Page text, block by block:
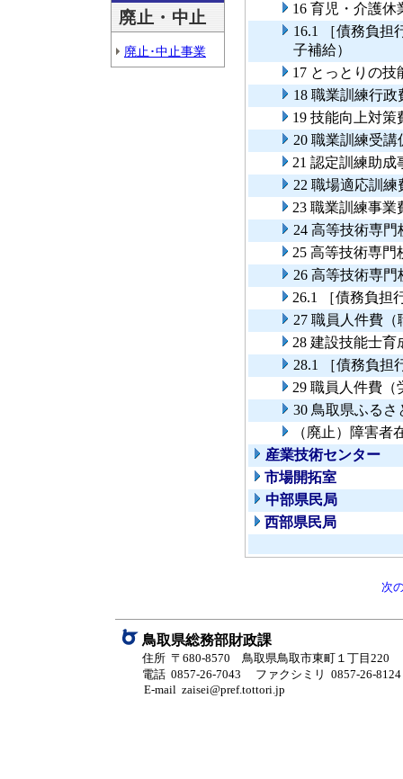
廃止・中止
廃止･中止事業
16 育児・介護
16.1 ［債務負担
子補給）
17 とっとりの技
18 職業訓練行政
19 技能向上対策
20 職業訓練受講
21 認定訓練助成
22 職場適応訓練
23 職業訓練事業
24 高等技術専
25 高等技術専
26 高等技術専
26.1 ［債務負担
27 職員人件費
28 建設技能士育
28.1 ［債務負担
29 職員人件費（
30 鳥取県ふる
（廃止）障害者
産業技術センター
市場開拓室
中部県民局
西部県民局
次
鳥取県総務部財政課
住所 〒680-8570 鳥取県鳥取市東町１丁目220
電話 0857-26-7043
ファクシミリ 0857-26-8124
E-mail zaisei@pref.tottori.jp